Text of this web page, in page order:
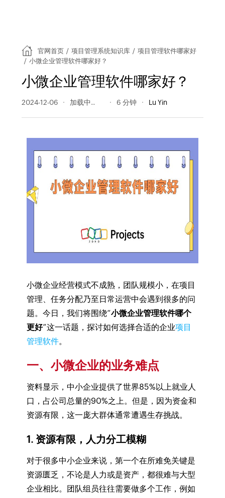
官网首页 / 项目管理系统知识库 / 项目管理软件哪家好
/ 小微企业管理软件哪家好？
小微企业管理软件哪家好？
2024-12-06 223 阅读量 6 分钟 Lu Yin
小微企业经营模式不成熟，团队规模小，在项目
管理、任务分配乃至日常运营中会遇到很多的问
题。今日，我们将围绕“小微企业管理软件哪个
更好”这一话题，探讨如何选择合适的企业项目
管理软件。
一、小微企业的业务难点
资料显示，中小企业提供了世界85%以上就业人
口，占公司总量的90%之上。但是，因为资金和
资源有限，这一庞大群体通常遭遇生存挑战。
1. 资源有限，人力分工模糊
对于很多中小企业来说，第一个在所难免关键是
资源匮乏，不论是人力或是资产，都很难与大型
企业相比。团队组员往往需要做多个工作，例如